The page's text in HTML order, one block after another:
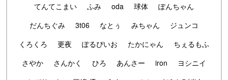
てんてこまい
ふみ oda 球体
ぽんちゃん
だんちぐみ
3t06 なとぅ みちゃん
ジュンコ
くろくろ
更夜 ぽるぴいお たかにゃん
ちぇるもふ
さやか
さんかく ひろ あんさー iron
ヨシニイ